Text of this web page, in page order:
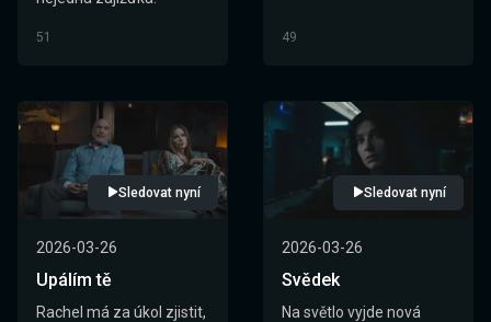
51 49
Sledovat nyní
2026-03-26
Upálím tě
Rachel má za úkol zjistit,
Sledovat nyní
2026-03-26
Svědek
Na světlo vyjde nová